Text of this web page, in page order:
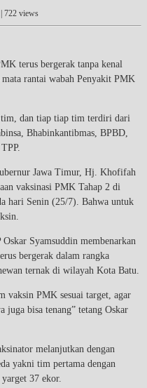
| 722 views
terus bergerak tanpa kenal
rantai wabah Penyakit PMK
dan tiap tiap tim terdiri dari
Bhabinkantibmas, BPBD,
Jawa Timur, Hj. Khofifah
vaksinasi PMK Tahap 2 di
hari Senin (25/7). Bahwa untuk
Syamsuddin membenarkan
bergerak dalam rangka
ternak di wilayah Kota Batu.
vaksin PMK sesuai target, agar
juga bisa tenang” tetang Oskar
melanjutkan dengan
yakni tim pertama dengan
37 ekor.